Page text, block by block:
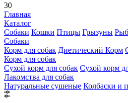
30
Главная
Каталог
Собаки Кошки Птицы Грызуны
Собаки
Корм для собак Диетический Корм
Корм для собак
Сухой корм для собак Сухой корм
Лакомства для собак
Натуральные сушеные Колбаски и